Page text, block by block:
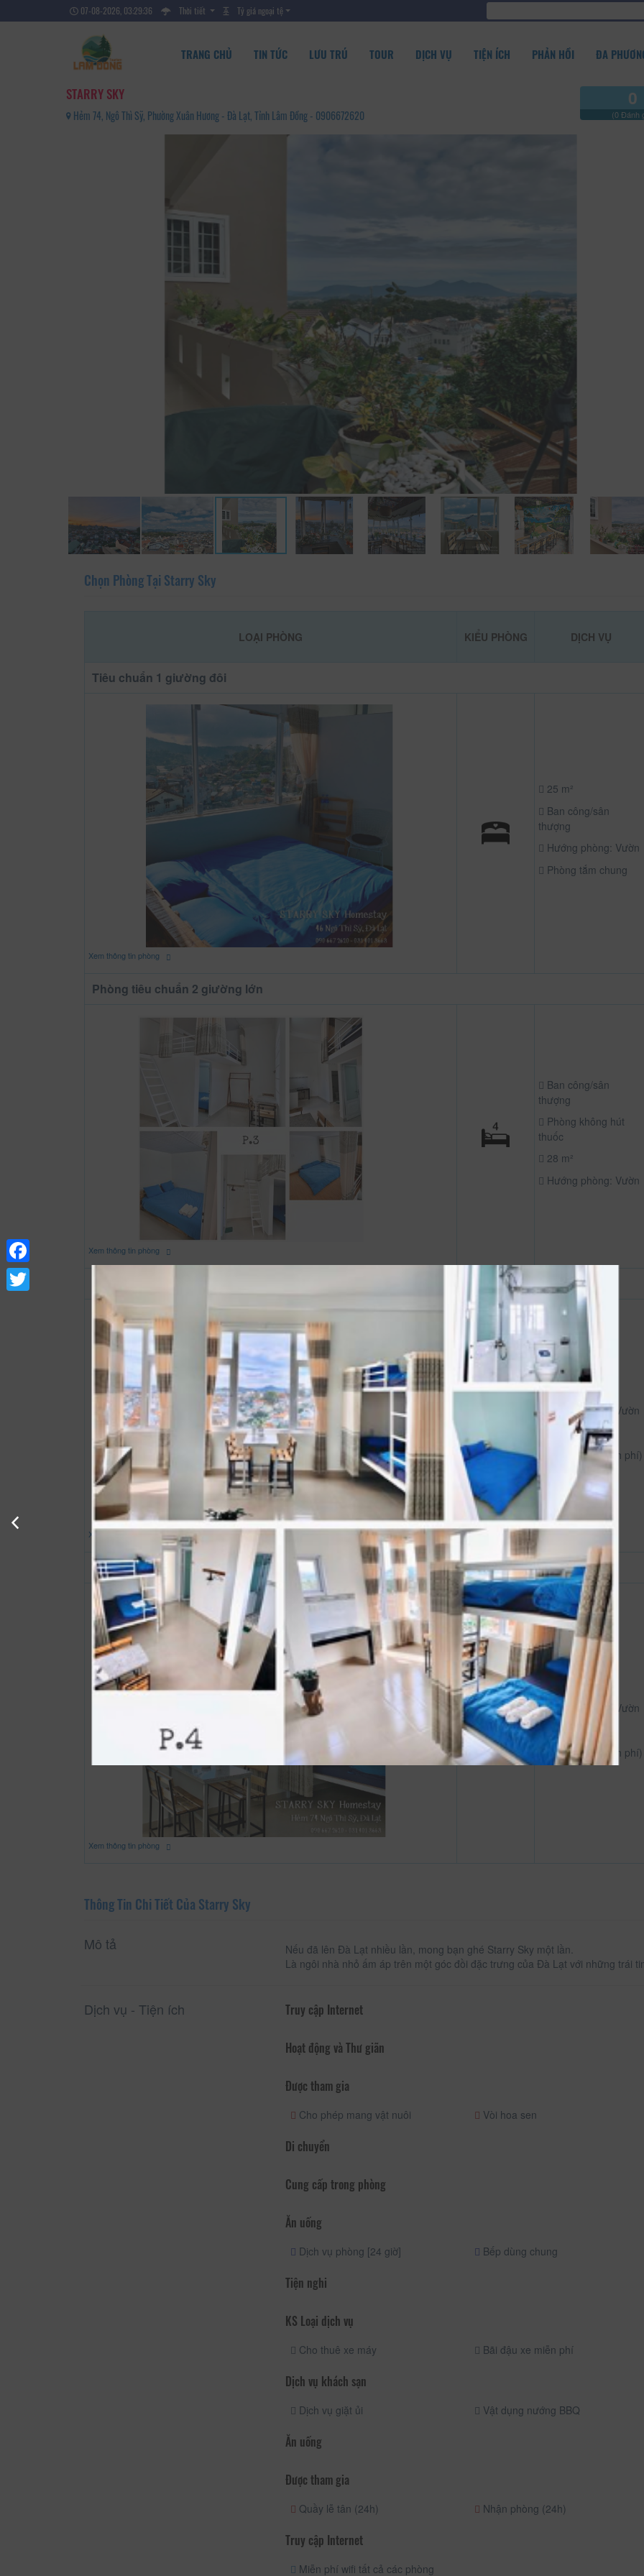
07-08-2026, 03:29:37 Thời tiết Tỷ giá ngoại tệ
TRANG CHỦ TIN TỨC LƯU TRÚ TOUR DỊCH VỤ TIỆN ÍCH PHẢN HỒI ĐA
STARRY SKY
Hẻm 74, Ngô Thì Sỹ, Phường Xuân Hương - Đà Lạt, Tỉnh Lâm Đồng - 0906672620
0
(0 Đánh
Chọn Phòng Tại Starry Sky
LOẠI PHÒNG KIỂU PHÒNG DỊCH VỤ
Tiêu chuẩn 1 giường đôi
Xem thông tin phòng
25 m²
Ban công/sân
thượng
Hướng phòng: Vườn
Phòng tắm chung
Phòng tiêu chuẩn 2 giường lớn
Xem thông tin phòng
Ban công/sân
thượng
Phòng không hút
thuốc
28 m²
Hướng phòng: Vườn
Xem thông tin phòng
35 m²
Hướng phòng: Vườn
Dịch vụ phòng
Ăn sáng (có tính phí)
Phòng cơ bản tập thể
Xem thông tin phòng
35 m²
Hướng phòng: Vườn
Dịch vụ phòng
Ăn sáng (có tính phí)
Thông Tin Chi Tiết Của Starry Sky
Mô tả
Nếu đã lên Đà Lạt nhiều lần, mong bạn ghé Starry Sky một lần.
Là ngôi nhà nhỏ ấm áp trên một góc đồi đặc trưng của Đà Lạt với những trái
Dịch vụ - Tiện ích Truy cập Internet
Hoạt động và Thư giãn
Được tham gia
Cho phép mang vật nuôi Vòi hoa sen
Di chuyển
Cung cấp trong phòng
Ăn uống
Dịch vụ phòng [24 giờ] Bếp dùng chung
Tiện nghi
KS Loại dịch vụ
Cho thuê xe máy Bãi đậu xe miễn phí
Dịch vụ khách sạn
Dịch vụ giặt ủi Vật dụng nướng BBQ
Ăn uống
Được tham gia
Quầy lễ tân (24h) Nhận phòng (24h)
Truy cập Internet
Miễn phí wifi tất cả các phòng
Facebook